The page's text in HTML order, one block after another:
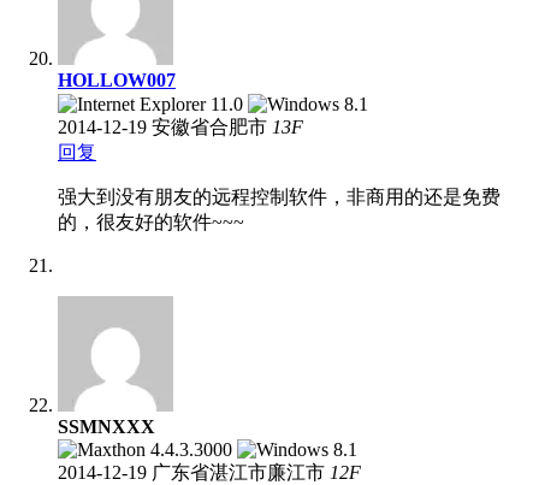
HOLLOW007
2014-12-19 安徽省合肥市 13F
回复
强大到没有朋友的远程控制软件，非商用的还是免费
的，很友好的软件~~~
SSMNXXX
2014-12-19 广东省湛江市廉江市 12F